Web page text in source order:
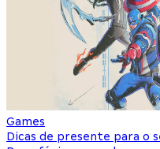
Games
Dicas de presente para o